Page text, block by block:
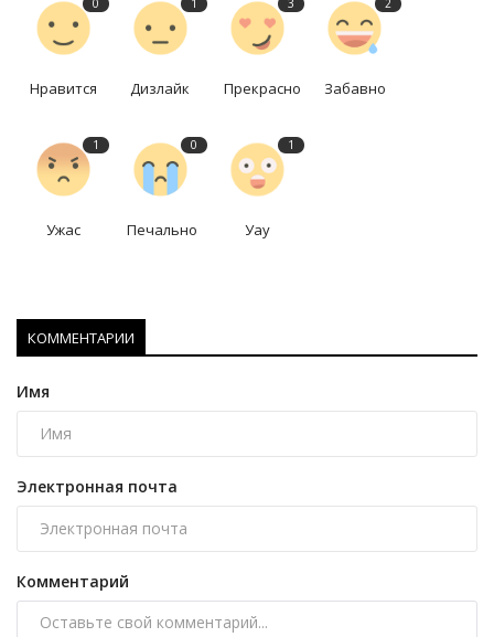
0
Нравится
1
Дизлайк
3
Прекрасно
2
Забавно
1
Ужас
0
Печально
1
Уау
КОММЕНТАРИИ
Имя
Электронная почта
Комментарий